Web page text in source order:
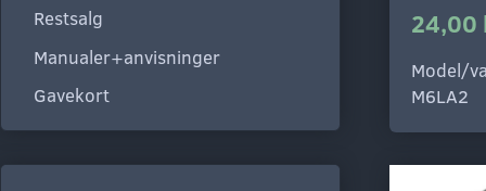
Restsalg
Manualer+anvisninger
Gavekort
24,00
Model/
M6LA2